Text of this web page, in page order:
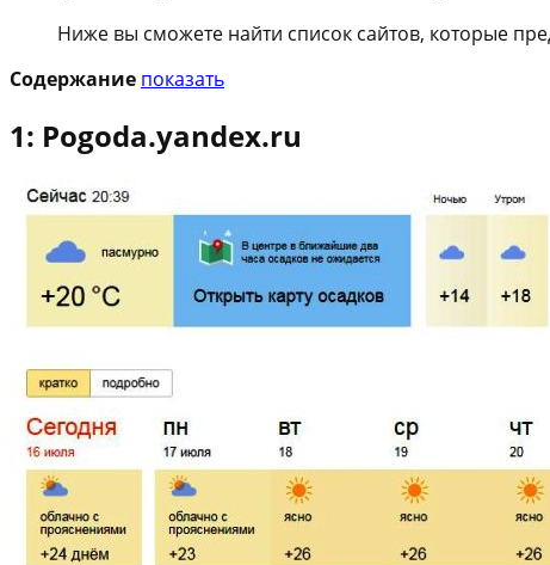
Ниже вы сможете найти список сайтов, которые
Содержание показать
1: Pogoda.yandex.ru